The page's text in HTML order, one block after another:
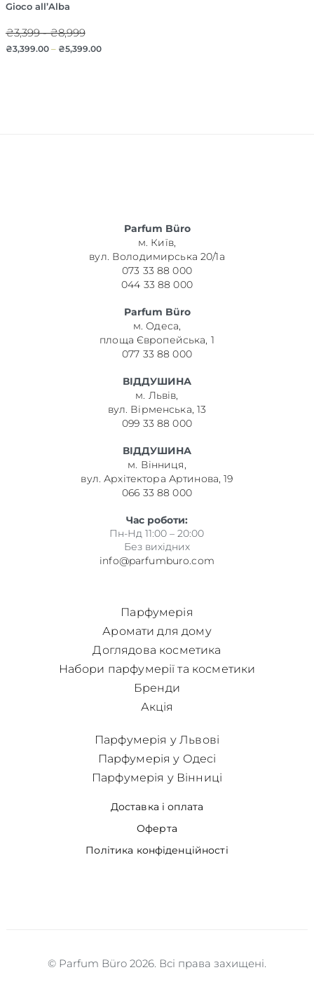
Gioco all’Alba
₴3,399 - ₴8,999
₴3,399.00– ₴5,399.00
Parfum Büro
м. Київ,
вул. Володимирська 20/1а
073 33 88 000
044 33 88 000
Parfum Büro
м. Одеса,
площа Європейська, 1
077 33 88 000
ВІДДУШИНА
м. Львів,
вул. Вірменська, 13
099 33 88 000
ВІДДУШИНА
м. Вінниця,
вул. Архітектора Артинова, 19
066 33 88 000
Час роботи:
Пн-Нд 11:00 – 20:00
Без вихідних
info@parfumburo.com
Парфумерія
Аромати для дому
Доглядова косметика
Набори парфумерії та косметики
Бренди
Акція
Доставка і оплата
Оферта
Політика конфіденційності
Парфумерія у Львові
Парфумерія у Одесі
Парфумерія у Вінниці
© Parfum Büro 2026. Всі права захищені.